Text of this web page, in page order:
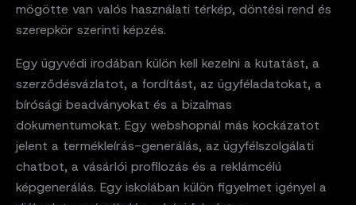
mögötte van valós használati térkép, döntési rend és
szerepkör szerinti képzés.
Egy ügyvédi irodában külön kell kezelni a kutatást, a
szerződésvázlatot, a fordítást, az ügyféladatokat, a
bírósági beadványokat és a bizalmas
dokumentumokat. Egy webshopnál más kockázatot
jelent a termékleírás-generálás, az ügyfélszolgálati
chatbot, a vásárlói profilozás és a reklámcélú
képgenerálás. Egy iskolában külön figyelmet igényel a